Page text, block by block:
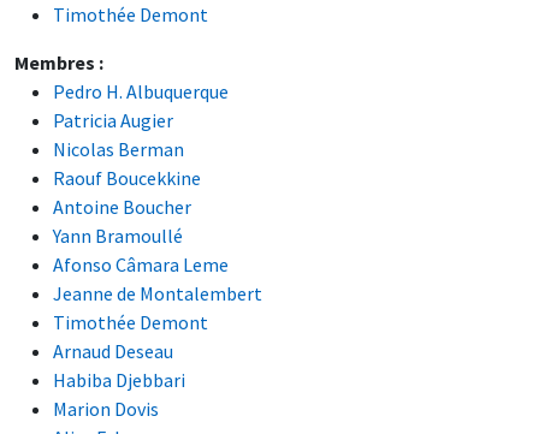
Timothée Demont
Membres :
Pedro H. Albuquerque
Patricia Augier
Nicolas Berman
Raouf Boucekkine
Antoine Boucher
Yann Bramoullé
Afonso Câmara Leme
Jeanne de Montalembert
Timothée Demont
Arnaud Deseau
Habiba Djebbari
Marion Dovis